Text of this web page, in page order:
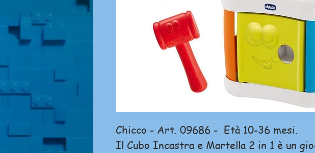
Chicco - Art. 09686 - Età 10-36 mesi.
Il Cubo Incastra e Martella 2 in 1 è un